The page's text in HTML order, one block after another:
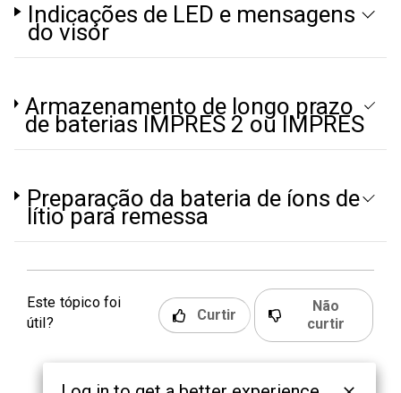
Indicações de LED e mensagens
do visor
Armazenamento de longo prazo
de baterias IMPRES 2 ou IMPRES
Preparação da bateria de íons de
lítio para remessa
Este tópico foi
útil?
Curtir
Não
curtir